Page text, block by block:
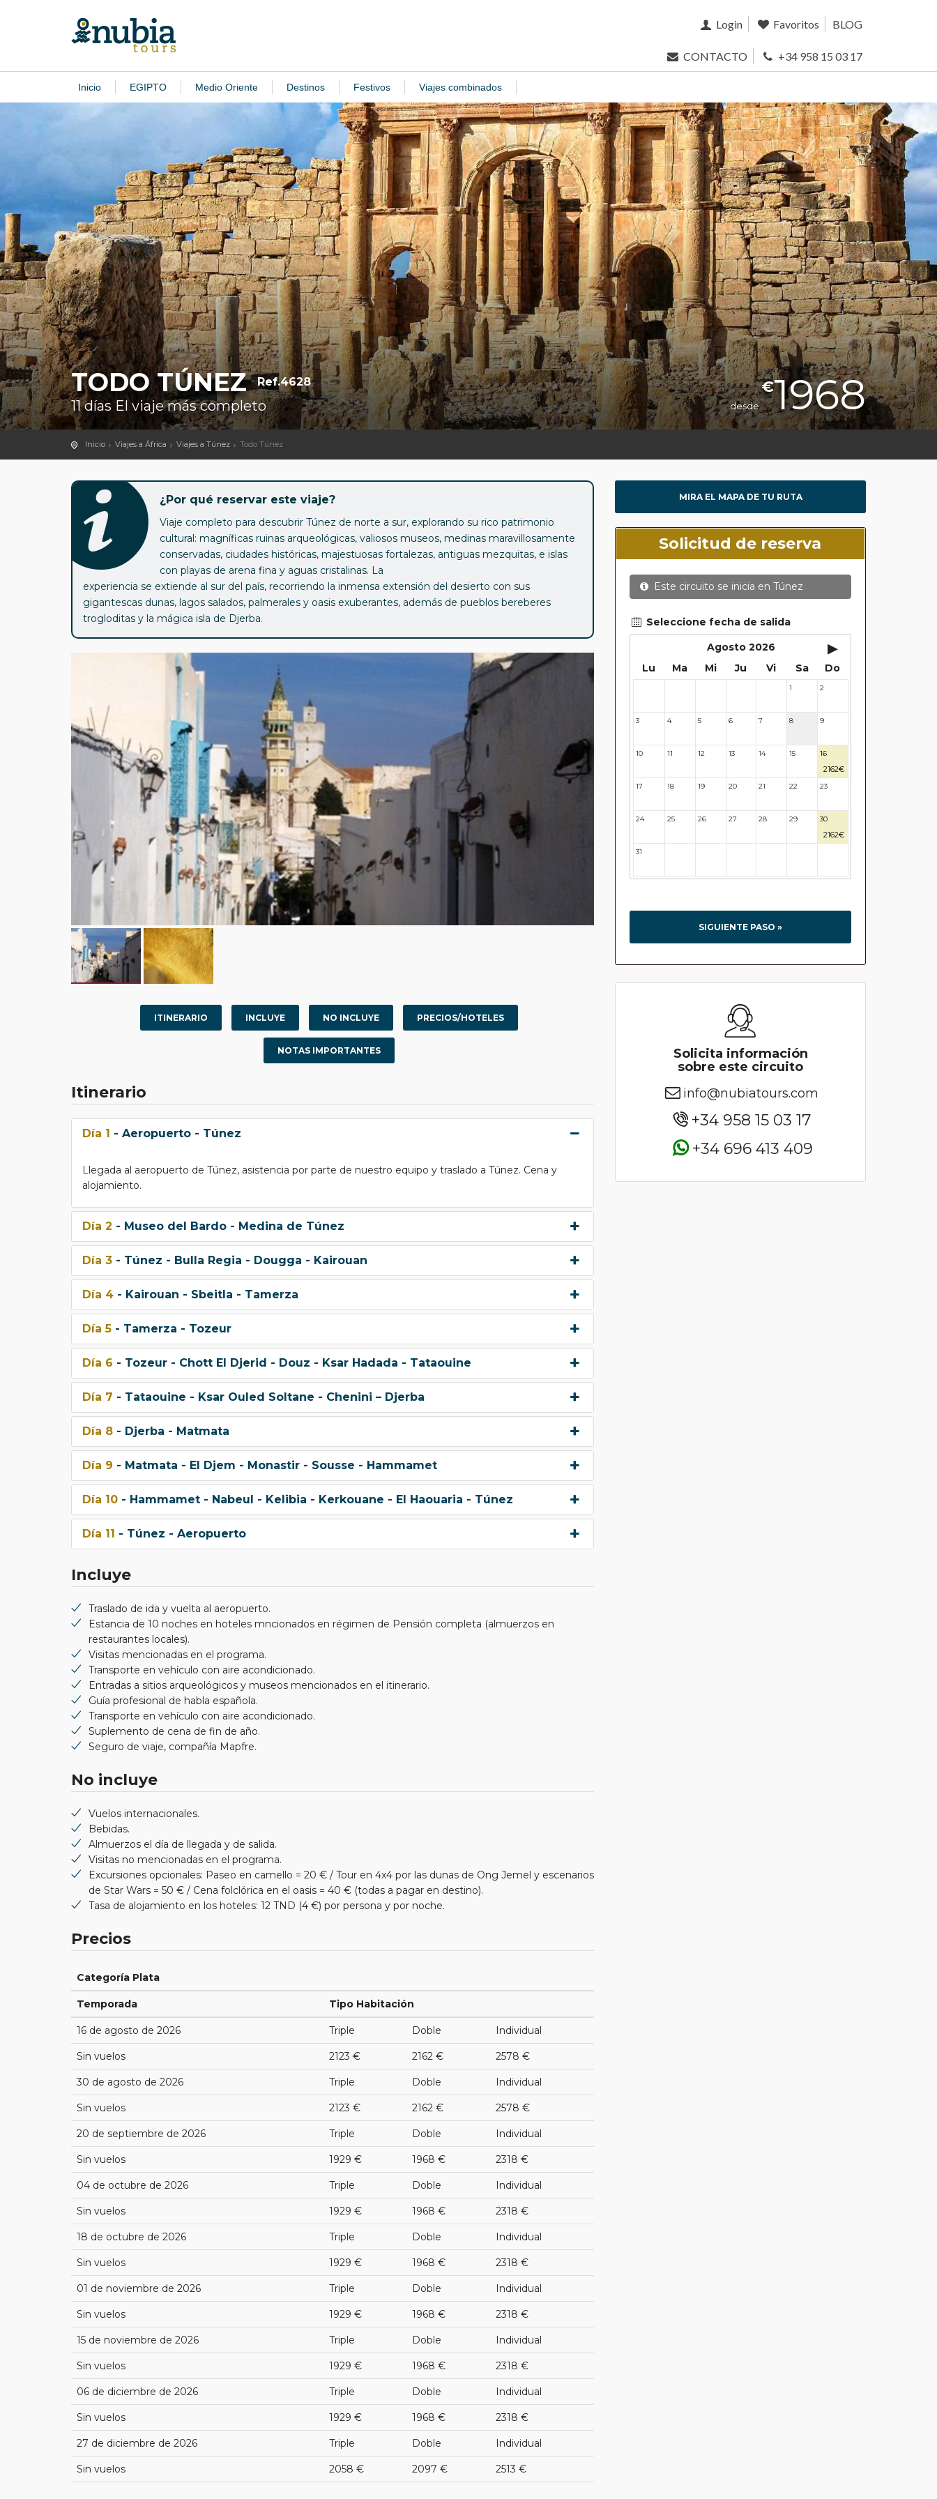
Login Favoritos BLOG
CONTACTO +34 958 15 03 17
Inicio EGIPTO Medio Oriente Destinos Festivos Viajes combinados
TODO TÚNEZ Ref.4628
11 días El viaje más completo desde
€1968
Inicio Viajes a África Viajes a Túnez Todo Túnez
¿Por qué reservar este viaje?
Viaje completo para descubrir Túnez de norte a sur, explorando su rico patrimonio
cultural: magníficas ruinas arqueológicas, valiosos museos, medinas maravillosamente
conservadas, ciudades históricas, majestuosas fortalezas, antiguas mezquitas, e islas
con playas de arena fina y aguas cristalinas. La
experiencia se extiende al sur del país, recorriendo la inmensa extensión del desierto con sus
gigantescas dunas, lagos salados, palmerales y oasis exuberantes, además de pueblos bereberes
trogloditas y la mágica isla de Djerba.
ITINERARIO INCLUYE NO INCLUYE PRECIOS/HOTELES
NOTAS IMPORTANTES
Itinerario
Día 1 - Aeropuerto - Túnez
Llegada al aeropuerto de Túnez, asistencia por parte de nuestro equipo y traslado a Túnez. Cena y
alojamiento.
Día 2 - Museo del Bardo - Medina de Túnez
Día 3 - Túnez - Bulla Regia - Dougga - Kairouan
Día 4 - Kairouan - Sbeitla - Tamerza
Día 5 - Tamerza - Tozeur
Día 6 - Tozeur - Chott El Djerid - Douz - Ksar Hadada - Tataouine
Día 7 - Tataouine - Ksar Ouled Soltane - Chenini – Djerba
Día 8 - Djerba - Matmata
Día 9 - Matmata - El Djem - Monastir - Sousse - Hammamet
Día 10 - Hammamet - Nabeul - Kelibia - Kerkouane - El Haouaria - Túnez
Día 11 - Túnez - Aeropuerto
Incluye
Traslado de ida y vuelta al aeropuerto.
Estancia de 10 noches en hoteles mncionados en régimen de Pensión completa (almuerzos en
restaurantes locales).
Visitas mencionadas en el programa.
Transporte en vehículo con aire acondicionado.
Entradas a sitios arqueológicos y museos mencionados en el itinerario.
Guía profesional de habla española.
Transporte en vehículo con aire acondicionado.
Suplemento de cena de fin de año.
Seguro de viaje, compañía Mapfre.
No incluye
Vuelos internacionales.
Bebidas.
Almuerzos el día de llegada y de salida.
Visitas no mencionadas en el programa.
Excursiones opcionales: Paseo en camello = 20 € / Tour en 4x4 por las dunas de Ong Jemel y escenarios
de Star Wars = 50 € / Cena folclórica en el oasis = 40 € (todas a pagar en destino).
Tasa de alojamiento en los hoteles: 12 TND (4 €) por persona y por noche.
Precios
Categoría Plata
Temporada Tipo Habitación
16 de agosto de 2026 Triple Doble Individual
Sin vuelos 2123 € 2162 € 2578 €
30 de agosto de 2026 Triple Doble Individual
Sin vuelos 2123 € 2162 € 2578 €
20 de septiembre de 2026 Triple Doble Individual
Sin vuelos 1929 € 1968 € 2318 €
04 de octubre de 2026 Triple Doble Individual
Sin vuelos 1929 € 1968 € 2318 €
18 de octubre de 2026 Triple Doble Individual
Sin vuelos 1929 € 1968 € 2318 €
01 de noviembre de 2026 Triple Doble Individual
Sin vuelos 1929 € 1968 € 2318 €
15 de noviembre de 2026 Triple Doble Individual
Sin vuelos 1929 € 1968 € 2318 €
06 de diciembre de 2026 Triple Doble Individual
Sin vuelos 1929 € 1968 € 2318 €
27 de diciembre de 2026 Triple Doble Individual
Sin vuelos 2058 € 2097 € 2513 €
MIRA EL MAPA DE TU RUTA
Solicitud de reserva
Este circuito se inicia en Túnez
Seleccione fecha de salida
Agosto 2026
▸
Lu Ma Mi Ju Vi Sa Do
1 2
3 4 5 6 7 8 9
10 11 12 13 14 15 16
2162€
17 18 19 20 21 22 23
24 25 26 27 28 29 30
2162€
31
SIGUIENTE PASO »
Solicita información
sobre este circuito
info@nubiatours.com
+34 958 15 03 17
+34 696 413 409